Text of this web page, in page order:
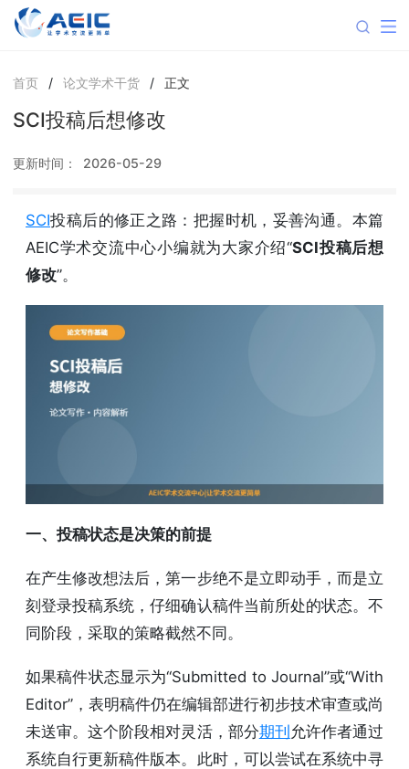
首页 / 论文学术干货 / 正文
SCI投稿后想修改
更新时间： 2026-05-29
SCI投稿后的修正之路：把握时机，妥善沟通。本篇
AEIC学术交流中心小编就为大家介绍“SCI投稿后想
修改”。
一、投稿状态是决策的前提
在产生修改想法后，第一步绝不是立即动手，而是立
刻登录投稿系统，仔细确认稿件当前所处的状态。不
同阶段，采取的策略截然不同。
如果稿件状态显示为“Submitted to Journal”或“With
Editor”，表明稿件仍在编辑部进行初步技术审查或尚
未送审。这个阶段相对灵活，部分期刊允许作者通过
系统自行更新稿件版本。此时，可以尝试在系统中寻